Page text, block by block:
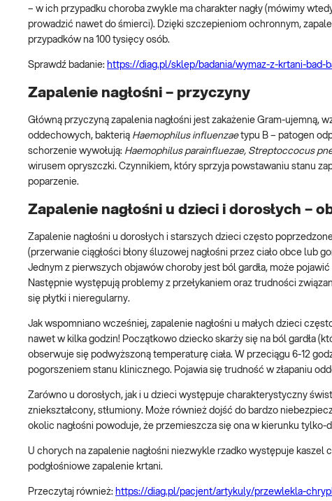
– w ich przypadku choroba zwykle ma charakter nagły (mówimy
prowadzić nawet do śmierci). Dzięki szczepieniom ochronnym,
przypadków na 100 tysięcy osób.
Sprawdź badanie: https://diag.pl/sklep/badania/wymaz-z-krtani-bad-
Zapalenie nagłośni – przyczyny
Główną przyczyną zapalenia nagłośni jest zakażenie Gram-
oddechowych, bakterią Haemophilus influenzaetypu B – patogen
schorzenie wywołują: Haemophilus parainfluezae, Streptoccocus
wirusem opryszczki. Czynnikiem, który sprzyja powstawaniu stanu
poparzenie.
Zapalenie nagłośni u dzieci i dorosłych –
Zapalenie nagłośni u dorosłych i starszych dzieci często
(przerwanie ciągłości błony śluzowej nagłośni przez ciało obce lub
Jednym z pierwszych objawów choroby jest ból gardła, może
Następnie występują problemy z przełykaniem oraz trudności
się płytki i nieregularny.
Jak wspomniano wcześniej, zapalenie nagłośni u małych dzieci
nawet w kilka godzin! Początkowo dziecko skarży się na ból gardła
obserwuje się podwyższoną temperaturę ciała. W przeciągu 6-12
pogorszeniem stanu klinicznego. Pojawia się trudność w złapaniu
Zarówno u dorosłych, jak i u dzieci występuje charakterystyczny
zniekształcony, stłumiony. Może również dojść do bardzo
okolic nagłośni powoduje, że przemieszcza się ona w kierunku
U chorych na zapalenie nagłośni niezwykle rzadko występuje
podgłośniowe zapalenie krtani.
Przeczytaj również: https://diag.pl/pacjent/artykuly/przewlekla-